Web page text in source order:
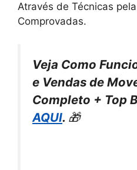
Através de Técnicas
Comprovadas.
Veja Como
e Vendas de
Completo + Top
AQUI. 🎁